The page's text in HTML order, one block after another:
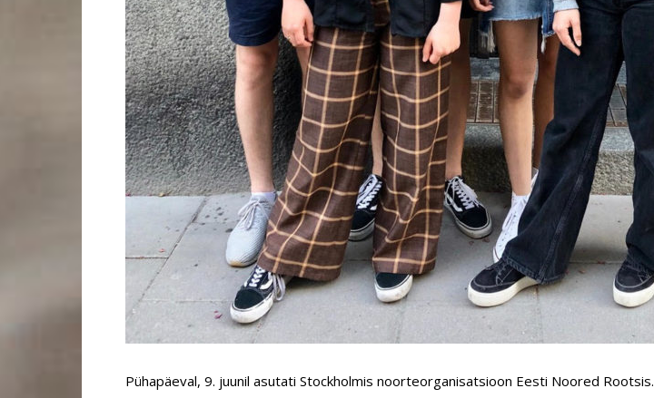
Pühapäeval, 9. juunil asutati Stockholmis noorteorganisatsioon Eesti Noored Rootsis.